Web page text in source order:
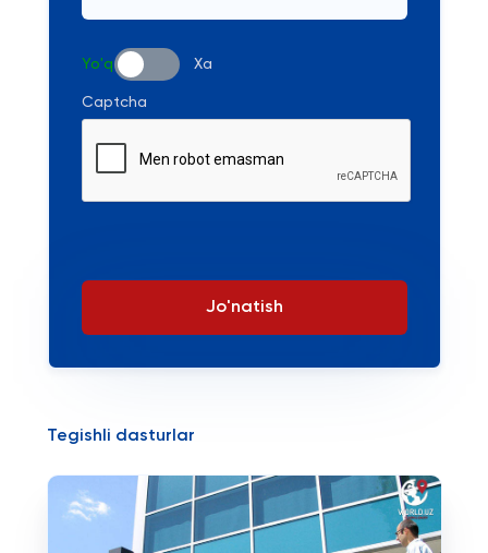
Yo'q Xa
Captcha
Jo'natish
Tegishli dasturlar